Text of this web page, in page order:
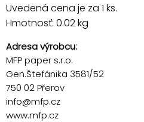
Uvedená cena je za 1 ks.
Hmotnosť: 0.02 kg
Adresa výrobcu:
MFP paper s.r.o.
Gen.Štefánika 3581/52
750 02 Přerov
info@mfp.cz
www.mfp.cz